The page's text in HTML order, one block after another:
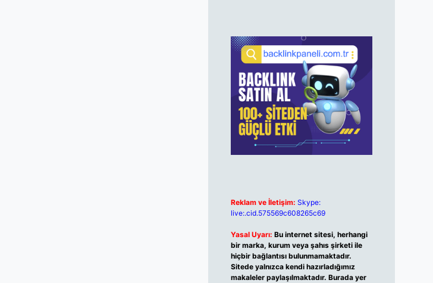
Reklam ve İletişim: Skype:
live:.cid.575569c608265c69
Yasal Uyarı: Bu internet sitesi, herhangi
bir marka, kurum veya şahıs şirketi ile
hiçbir bağlantısı bulunmamaktadır.
Sitede yalnızca kendi hazırladığımız
makaleler paylaşılmaktadır. Burada yer